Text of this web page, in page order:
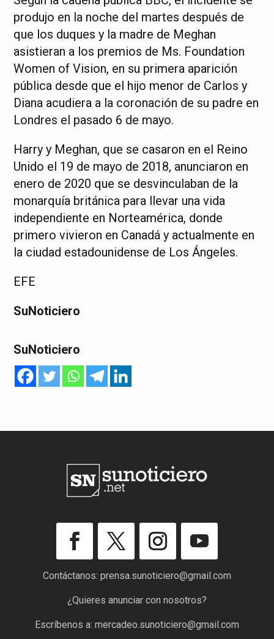
produjo en la noche del martes después de
que los duques y la madre de Meghan
asistieran a los premios de Ms. Foundation
Women of Vision, en su primera aparición
pública desde que el hijo menor de Carlos y
Diana acudiera a la coronación de su padre en
Londres el pasado 6 de mayo.
Harry y Meghan, que se casaron en el Reino
Unido el 19 de mayo de 2018, anunciaron en
enero de 2020 que se desvinculaban de la
monarquía británica para llevar una vida
independiente en Norteamérica, donde
primero vivieron en Canadá y actualmente en
la ciudad estadounidense de Los Ángeles.
EFE
SuNoticiero
SuNoticiero
Contáctanos: prensa.sunoticiero@gmail.com
¿Quieres anunciar con nosotros?
Escríbenos a: mercadeo.sunoticiero@gmail.com